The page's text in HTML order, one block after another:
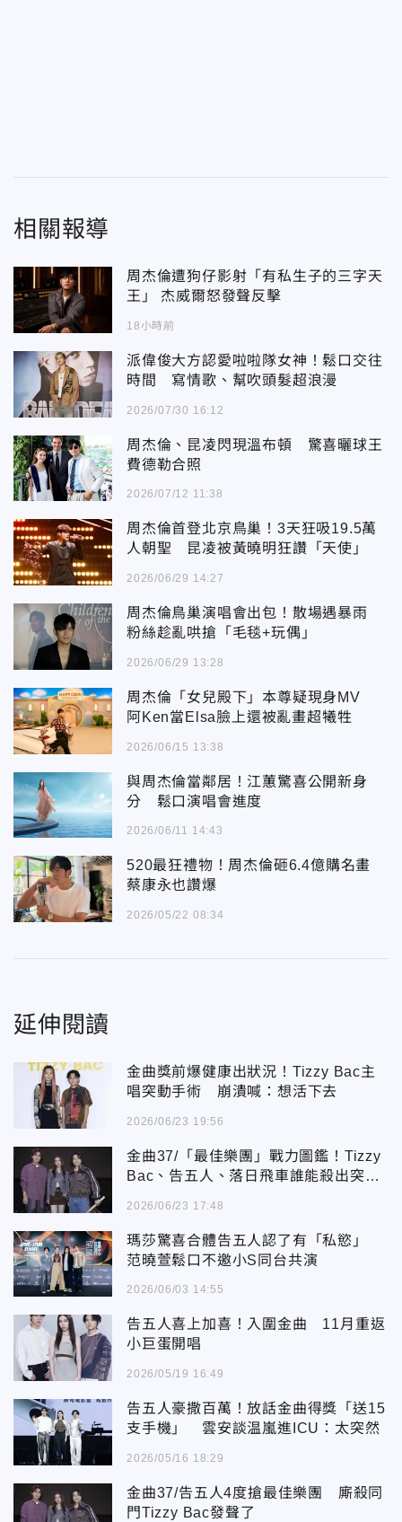
相關報導
周杰倫遭狗仔影射「有私生子的三字天
王」 杰威爾怒發聲反擊
18小時前
派偉俊大方認愛啦啦隊女神！鬆口交往
時間 寫情歌、幫吹頭髮超浪漫
2026/07/30 16:12
周杰倫、昆凌閃現溫布頓 驚喜曬球王
費德勒合照
2026/07/12 11:38
周杰倫首登北京鳥巢！3天狂吸19.5萬
人朝聖 昆凌被黃曉明狂讚「天使」
2026/06/29 14:27
周杰倫鳥巢演唱會出包！散場遇暴雨
粉絲趁亂哄搶「毛毯+玩偶」
2026/06/29 13:28
周杰倫「女兒殿下」本尊疑現身MV
阿Ken當Elsa臉上還被亂畫超犧牲
2026/06/15 13:38
與周杰倫當鄰居！江蕙驚喜公開新身
分 鬆口演唱會進度
2026/06/11 14:43
520最狂禮物！周杰倫砸6.4億購名畫
蔡康永也讚爆
2026/05/22 08:34
延伸閱讀
金曲獎前爆健康出狀況！Tizzy Bac主
唱突動手術 崩潰喊：想活下去
2026/06/23 19:56
金曲37/「最佳樂團」戰力圖鑑！Tizzy
Bac、告五人、落日飛車誰能殺出突
2026/06/23 17:48
瑪莎驚喜合體告五人認了有「私慾」
范曉萱鬆口不邀小S同台共演
2026/06/03 14:55
告五人喜上加喜！入圍金曲 11月重返
小巨蛋開唱
2026/05/19 16:49
告五人豪撒百萬！放話金曲得獎「送15
支手機」 雲安談温嵐進ICU：太突然
2026/05/16 18:29
金曲37/告五人4度搶最佳樂團 廝殺同
門Tizzy Bac發聲了